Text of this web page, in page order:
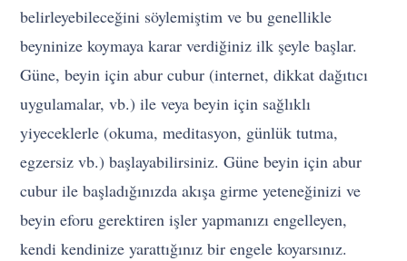
belirleyebileceğini söylemiştim ve bu genellikle
beyninize koymaya karar verdiğiniz ilk şeyle başlar.
Güne, beyin için abur cubur (internet, dikkat dağıtıcı
uygulamalar, vb.) ile veya beyin için sağlıklı
yiyeceklerle (okuma, meditasyon, günlük tutma,
egzersiz vb.) başlayabilirsiniz. Güne beyin için abur
cubur ile başladığınızda akışa girme yeteneğinizi ve
beyin eforu gerektiren işler yapmanızı engelleyen,
kendi kendinize yarattığınız bir engele koyarsınız.